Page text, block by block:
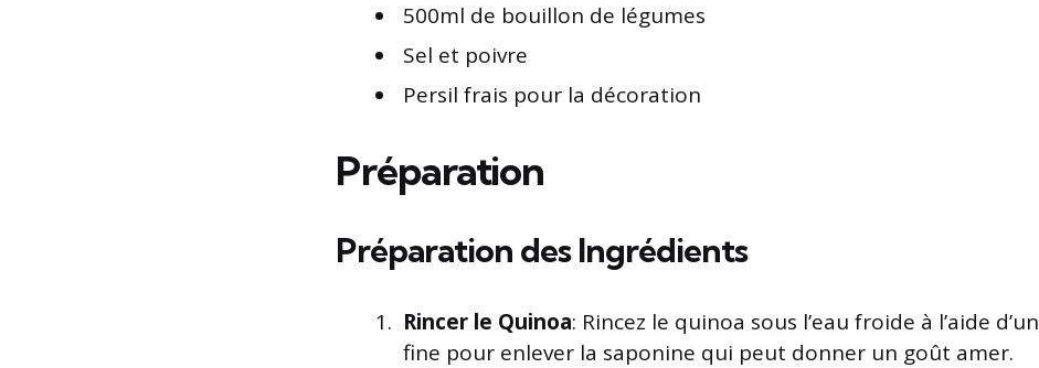
500ml de bouillon de légumes
Sel et poivre
Persil frais pour la décoration
Préparation
Préparation des Ingrédients
Rincer le Quinoa: Rincez le quinoa sous l’eau froide à l’aide
fine pour enlever la saponine qui peut donner un goût amer.